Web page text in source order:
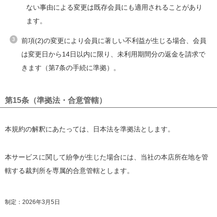
ない事由による変更は既存会員にも適用されることがあり
ます。
前項(2)の変更により会員に著しい不利益が生じる場合、会員
は変更日から14日以内に限り、未利用期間分の返金を請求で
きます（第7条の手続に準拠）。
第15条（準拠法・合意管轄）
本規約の解釈にあたっては、日本法を準拠法とします。
本サービスに関して紛争が生じた場合には、当社の本店所在地を管
轄する裁判所を専属的合意管轄とします。
制定：2026年3月5日